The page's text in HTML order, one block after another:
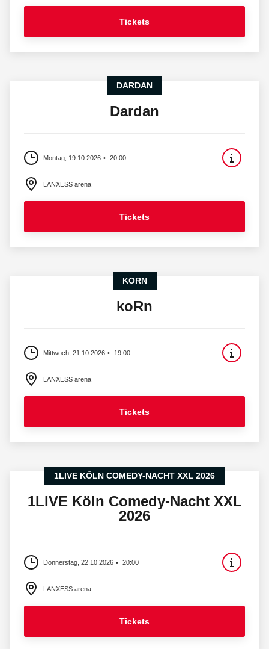
Tickets
DARDAN
Dardan
Montag, 19.10.2026 20:00
LANXESS arena
Tickets
KORN
koRn
Mittwoch, 21.10.2026 19:00
LANXESS arena
Tickets
1LIVE KÖLN COMEDY-NACHT XXL 2026
1LIVE Köln Comedy-Nacht XXL
2026
Donnerstag, 22.10.2026 20:00
LANXESS arena
Tickets